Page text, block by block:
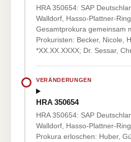
HRA 350654: SAP
Walldorf, Hasso-Plattner-
Gesamtprokura gemeinsam
Prokuristen: Becker, Nicole,
*XX.XX.XXXX; Dr. Sessar,
VERÄNDERUNGEN
HRA 350654
HRA 350654: SAP
Walldorf, Hasso-Plattner-
Prokura erloschen: Huber,